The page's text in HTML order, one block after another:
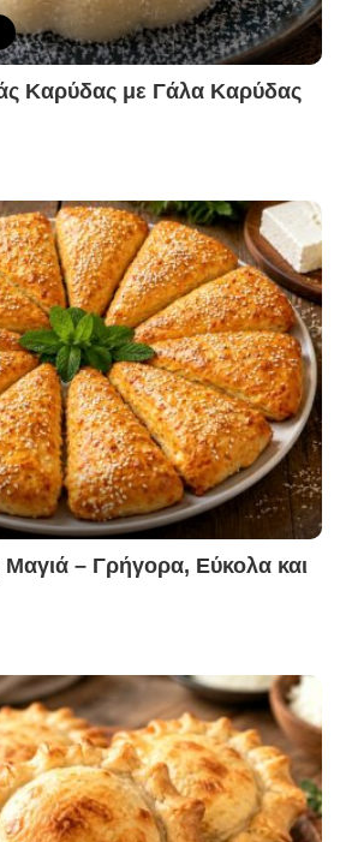
Καρύδας με Γάλα Καρύδας
– Γρήγορα, Εύκολα και